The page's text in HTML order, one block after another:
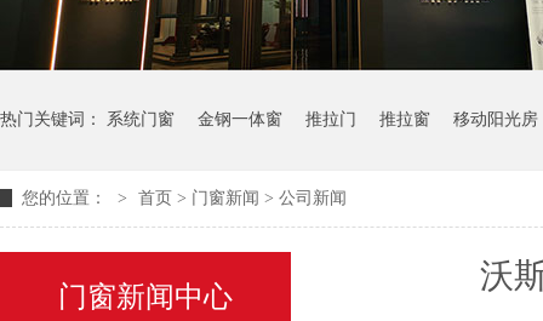
热门关键词： 系统门窗 金钢一体窗 推拉门 推拉窗 移动阳光房
您的位置： > 首页 > 门窗新闻 > 公司新闻
沃
门窗新闻中心